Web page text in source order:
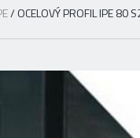
/ OCELOVÝ PROFIL IPE 80